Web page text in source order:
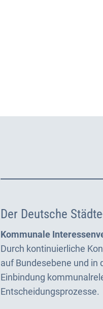
Der Deutsche
Kommunale
Durch kontinuierliche
auf Bundesebene und in
Einbindung
Entscheidungsprozesse.